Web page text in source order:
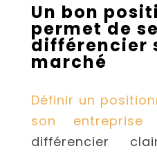
Un bon
permet de se
différencier
marché
Définir un
son entreprise
différencier